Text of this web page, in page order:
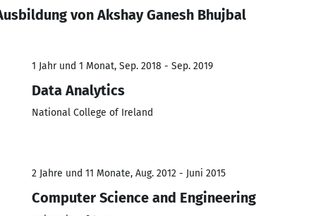
von Akshay Ganesh Bhujbal
1 Jahr und 1 Monat, Sep. 2018 - Sep. 2019
Data Analytics
National College of Ireland
2 Jahre und 11 Monate, Aug. 2012 - Juni 2015
Computer Science and Engineering